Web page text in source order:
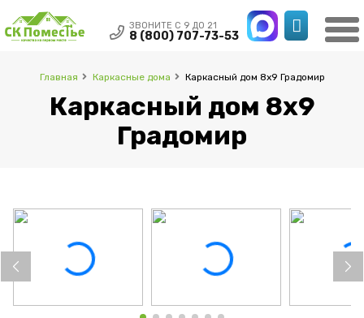
ЗВОНИТЕ С 9 ДО 21
8 (800) 707-73-53
Каркасный дом 8х9
Градомир
Главная Каркасные дома Каркасный дом 8х9 Градомир